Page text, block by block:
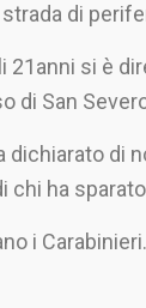
di
21anni si è
di San
dichiarato di
chi ha
i Carabinieri.